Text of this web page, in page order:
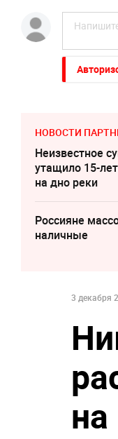
НОВОСТИ
Неизвестное
утащило 15-
на дно реки
Россияне
наличные
3 декабря